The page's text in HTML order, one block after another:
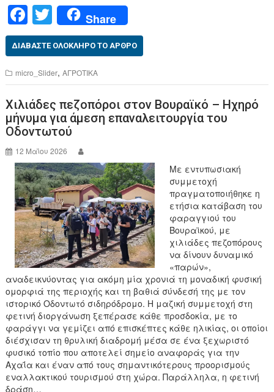
F
a
c
e
b
o
o
k
T
wi
tt
er
Share
ΔΙΑΒΆΣΤΕ ΟΛΌΚΛΗΡΟ ΤΟ ΆΡΘΡΟ
micro_Slider,ΑΓΡΟΤΙΚΑ
Χιλιάδες πεζοπόροι στον Βουραϊκό – Ηχηρό
μήνυμα για άμεση επαναλειτουργία του
Οδοντωτού
12 Μαΐου 2026
Με εντυπωσιακή
συμμετοχή
πραγματοποιήθηκε η
ετήσια κατάβαση του
φαραγγιού του
Βουραϊκού, με
χιλιάδες πεζοπόρους
να δίνουν δυναμικό
«παρών»,
αναδεικνύοντας για ακόμη μία χρονιά τη μοναδική φυσική
ομορφιά της περιοχής και τη βαθιά σύνδεσή της με τον
ιστορικό Οδοντωτό σιδηρόδρομο. Η μαζική συμμετοχή στη
φετινή διοργάνωση ξεπέρασε κάθε προσδοκία, με το
φαράγγι να γεμίζει από επισκέπτες κάθε ηλικίας, οι οποίοι
διέσχισαν τη θρυλική διαδρομή μέσα σε ένα ξεχωριστό
φυσικό τοπίο που αποτελεί σημείο αναφοράς για την
Αχαΐα και έναν από τους σημαντικότερους προορισμούς
εναλλακτικού τουρισμού στη χώρα. Παράλληλα, η φετινή
δράση…